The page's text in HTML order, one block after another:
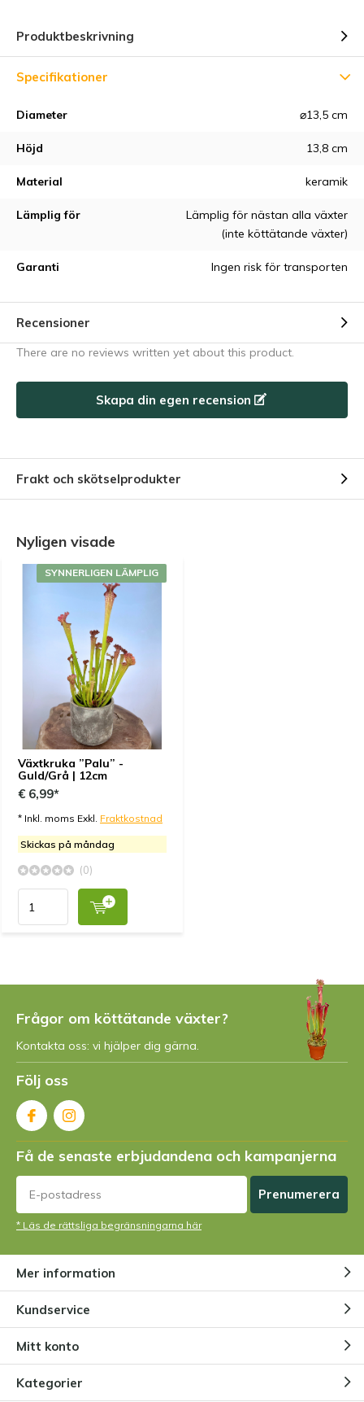
Produktbeskrivning
Specifikationer
Diameter ⌀13,5 cm
Höjd 13,8 cm
Material keramik
Lämplig för
Lämplig för nästan alla växter
(inte köttätande växter)
Garanti Ingen risk för transporten
Recensioner
There are no reviews written yet about this product.
Skapa din egen recension
Frakt och skötselprodukter
Nyligen visade
Växtkruka ”Palu” -
Guld/Grå | 12cm
SYNNERLIGEN LÄMPLIG
€ 6,99*
* Inkl. moms Exkl. Fraktkostnad
Skickas på måndag
(0)
Frågor om köttätande växter?
Kontakta oss: vi hjälper dig gärna.
Följ oss
Få de senaste erbjudandena och kampanjerna
Prenumerera
* Läs de rättsliga begränsningarna här
Mer information
Kundservice
Mitt konto
Kategorier